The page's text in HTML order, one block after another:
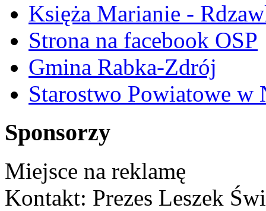
Księża Marianie -
Strona na facebook OSP
Gmina Rabka-Zdrój
Starostwo Powiatowe w
Sponsorzy
Miejsce na reklamę
Kontakt: Prezes Leszek